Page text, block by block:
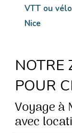
VTT ou
Nice
NOTRE
POUR
Voyage à
avec